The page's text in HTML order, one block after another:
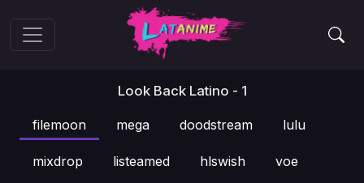
Look Back Latino - 1
filemoon mega doodstream lulu
mixdrop listeamed hlswish voe